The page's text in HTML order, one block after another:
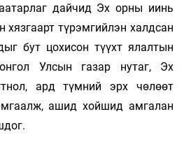
дайчид Эх орны иинь
хязгаарт түрэмгийлэн халдсан
бут цохисон түүхт ялалтын
Улсын газар нутаг, Эх
ард түмний эрх чөлөөт
ашид хойшид амгалан